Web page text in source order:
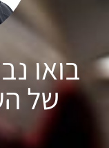
בואו
של